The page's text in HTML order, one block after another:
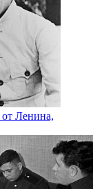
Ленина,